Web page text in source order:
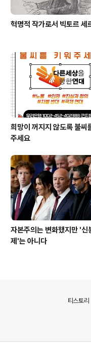
혁명적 작가로서 빅토르 세
희망이 꺼지지 않도록 불씨
주세요
자본주의는 변화했지만 '신
제'는 아니다
티스토리